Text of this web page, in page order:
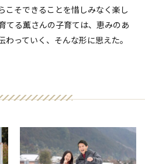
こそできることを惜しみなく楽し
てる薫さんの子育ては、恵みのあ
わっていく、そんな形に思えた。